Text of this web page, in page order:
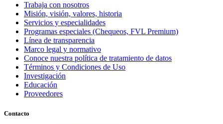
Trabaja con nosotros
Misión, visión, valores, historia
Servicios y especialidades
Programas especiales (Chequeos, FVL Premium)
Línea de transparencia
Marco legal y normativo
Conoce nuestra política de tratamiento de datos
Términos y Condiciones de Uso
Investigación
Educación
Proveedores
Contacto